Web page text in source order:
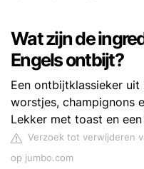
Wat zijn de
Engels ontbijt?
Een ontbijtklassieker uit
worstjes, champignons
Lekker met toast en
Verzoek tot verwijderen
op jumbo.com